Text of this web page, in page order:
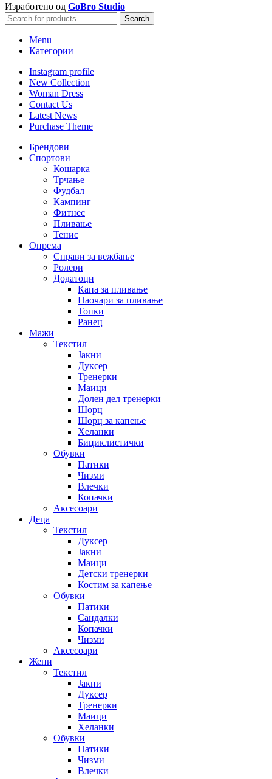
Изработено од GoBro Studio
Search
Menu
Категории
Instagram profile
New Collection
Woman Dress
Contact Us
Latest News
Purchase Theme
Брендови
Спортови
Кошарка
Трчање
Фудбал
Кампинг
Фитнес
Пливање
Тенис
Опрема
Справи за вежбање
Ролери
Додатоци
Капа за пливање
Наочари за пливање
Топки
Ранец
Мажи
Текстил
Јакни
Дуксер
Тренерки
Маици
Долен дел тренерки
Шорц
Шорц за капење
Хеланки
Бициклистички
Обувки
Патики
Чизми
Влечки
Копачки
Аксесоари
Деца
Текстил
Дуксер
Јакни
Маици
Детски тренерки
Костим за капење
Обувки
Патики
Сандалки
Копачки
Чизми
Аксесоари
Жени
Текстил
Јакни
Дуксер
Тренерки
Маици
Хеланки
Обувки
Патики
Чизми
Влечки